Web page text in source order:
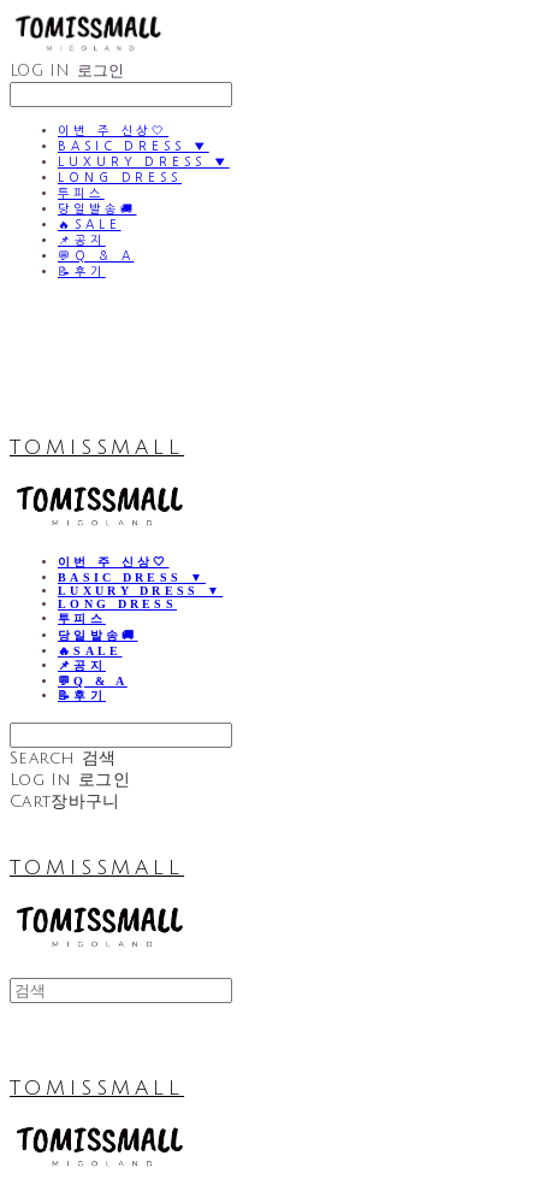
LOG IN 로그인
이번 주 신상🤍
BASIC DRESS ▼
LUXURY DRESS ▼
LONG DRESS
투피스
당일발송🚚
🔥SALE
📌공지
💬Q & A
📝후기
TOMISSMALL
이번 주 신상🤍
BASIC DRESS ▼
LUXURY DRESS ▼
LONG DRESS
투피스
당일발송🚚
🔥SALE
📌공지
💬Q & A
📝후기
Search 검색
Log In 로그인
Cart장바구니
TOMISSMALL
TOMISSMALL